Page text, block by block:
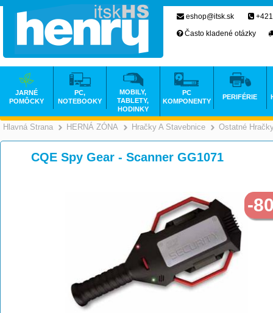
Hlavná Strana >
HERNÁ ZÓNA >
Hračky A Stavebnice Ostatné
CQE Spy Gear - Scanner GG1071
-
eshop@itsk.sk
Často kladené otázky
JARNÉ
POMÔCKY
PC,
NOTEBOOKY
MOBILY,
TABLETY,
HODINKY
PC
KOMPONENTY
PERIFÉRIE